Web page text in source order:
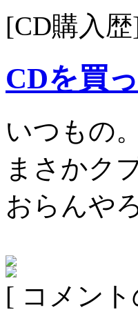
[CD購入
CDを買
いつもの。
まさかク
おらんや
[ コメン